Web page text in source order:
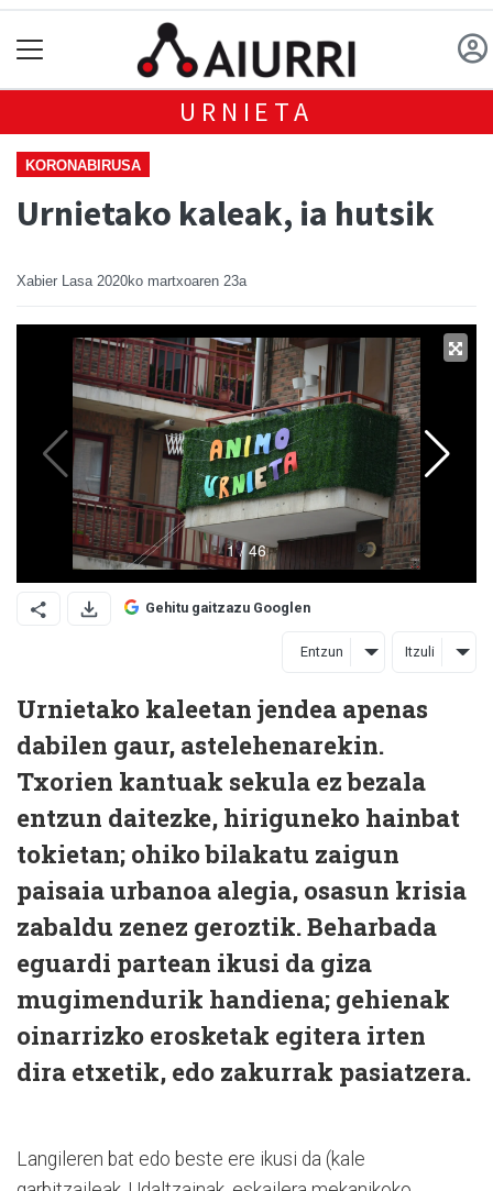
URNIETA
KORONABIRUSA
Urnietako kaleak, ia hutsik
Xabier Lasa 2020ko martxoaren 23a
Gehitu gaitzazu Googlen
Entzun Itzuli
Urnietako kaleetan jendea apenas
dabilen gaur, astelehenarekin.
Txorien kantuak sekula ez bezala
entzun daitezke, hiriguneko hainbat
tokietan; ohiko bilakatu zaigun
paisaia urbanoa alegia, osasun krisia
zabaldu zenez geroztik. Beharbada
eguardi partean ikusi da giza
mugimendurik handiena; gehienak
oinarrizko erosketak egitera irten
dira etxetik, edo zakurrak pasiatzera.
Langileren bat edo beste ere ikusi da (kale